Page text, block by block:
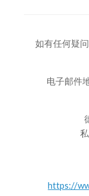
如有任何疑
电子邮件
https://